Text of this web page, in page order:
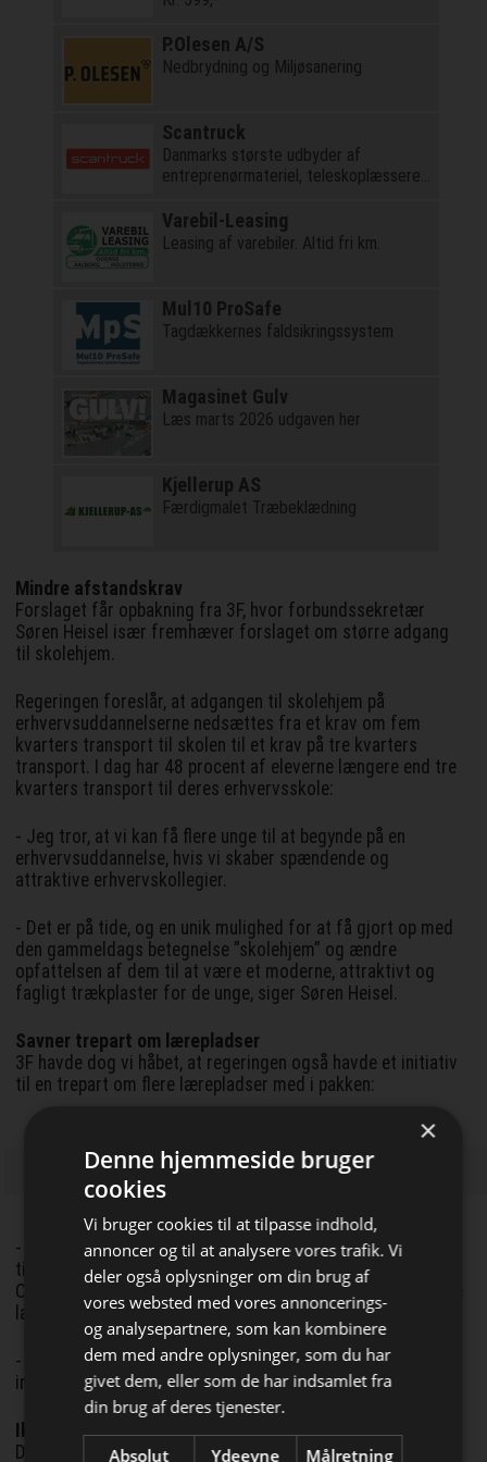
Bliv opdateret hver dag
Få de vigtigste nyheder om
byggebranchen
P.Olesen A/S
Nedbrydning og Miljøsanering
Scantruck
Danmarks største udbyder af
entreprenørmateriel, teleskoplæssere
Varebil-Leasing
Leasing af varebiler. Altid fri km.
Mul10 ProSafe
Tagdækkernes faldsikringssystem
Magasinet Gulv
Læs marts 2026 udgaven her
Kjellerup AS
Færdigmalet Træbeklædning
Mindre afstandskrav
Forslaget får opbakning fra 3F, hvor forbundssekretær
Søren Heisel især fremhæver forslaget om større adgang
til skolehjem.
Regeringen foreslår, at adgangen til skolehjem på
erhvervsuddannelserne nedsættes fra et krav om fem
kvarters transport til skolen til et krav på tre kvarters
transport. I dag har 48 procent af eleverne længere end tre
kvarters transport til deres erhvervsskole:
- Jeg tror, at vi kan få flere unge til at begynde på en
erhvervsuddannelse, hvis vi skaber spændende og
attraktive erhvervskollegier.
- Det er på tide, og en unik mulighed for at få gjort op med
den gammeldags betegnelse ”skolehjem” og ændre
opfattelsen af dem til at være et moderne, attraktivt og
fagligt trækplaster for de unge, siger Søren Heisel.
Savner trepart om lærepladser
3F havde dog vi håbet, at regeringen også havde et initiativ
til en trepart om flere lærepladser med i pakken:
- Manglen på lærepladser er nemlig også en del af årsagen
til det nuværende høje frafald på erhvervsuddannelserne.
Og vi når på ingen måde vores fælles aftale om mange flere
lærepladser som det ser ud nu.
- Vi håber, at regeringen følger udspillet op med en
invitation til en trepart om lærepladser, siger Søren Heisel.’
Ikke bare smøre leverpostejen tyndt ud
Der er også opbakning til forslaget fra arbejdsgiverne i
×
Denne hjemmeside bruger
cookies
Vi bruger cookies til at tilpasse indhold,
annoncer og til at analysere vores trafik. Vi
deler også oplysninger om din brug af
vores websted med vores annoncerings-
og analysepartnere, som kan kombinere
dem med andre oplysninger, som du har
givet dem, eller som de har indsamlet fra
din brug af deres tjenester.
Absolut
Ydeevne Målretning